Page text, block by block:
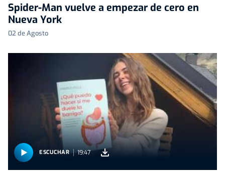
Spider-Man vuelve a empezar de cero en
Nueva York
02 de Agosto
ESCUCHAR 19:47